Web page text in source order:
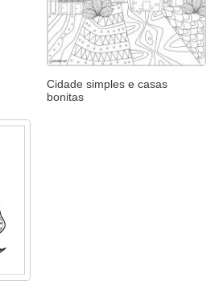
Cidade simples e casas
bonitas